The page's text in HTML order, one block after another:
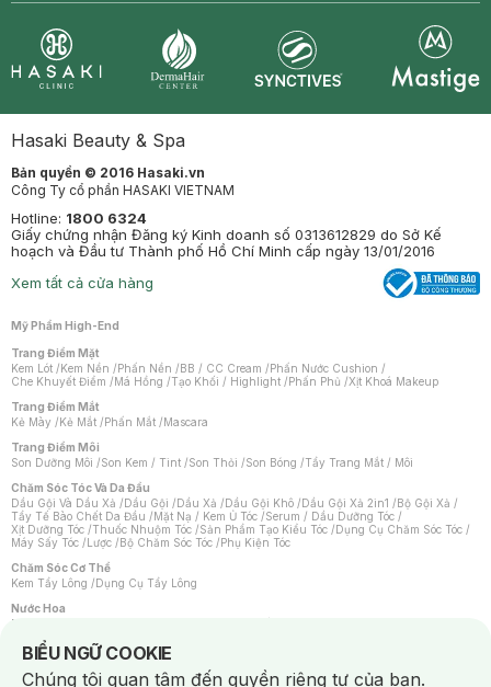
Hasaki Beauty & Spa
Bản quyền © 2016 Hasaki.vn
Công Ty cổ phần HASAKI VIETNAM
Hotline: 1800 6324
Giấy chứng nhận Đăng ký Kinh doanh số 0313612829 do Sở Kế
hoạch và Đầu tư Thành phố Hồ Chí Minh cấp ngày 13/01/2016
Xem tất cả cửa hàng
Mỹ Phẩm High-End
Trang Điểm Mặt
Kem Lót /Kem Nền /Phấn Nền /BB / CC Cream /Phấn Nước Cushion /
Che Khuyết Điểm /Má Hồng /Tạo Khối / Highlight /Phấn Phủ /Xịt Khoá Makeup
Trang Điểm Mắt
Kẻ Mày /Kẻ Mắt /Phấn Mắt /Mascara
Trang Điểm Môi
Son Dưỡng Môi /Son Kem / Tint /Son Thỏi /Son Bóng /Tẩy Trang Mắt / Môi
Chăm Sóc Tóc Và Da Đầu
Dầu Gội Và Dầu Xả /Dầu Gội /Dầu Xả /Dầu Gội Khô /Dầu Gội Xả 2in1 /Bộ Gội Xả /
Tẩy Tế Bào Chết Da Đầu /Mặt Nạ / Kem Ủ Tóc /Serum / Dầu Dưỡng Tóc /
Xịt Dưỡng Tóc /Thuốc Nhuộm Tóc /Sản Phẩm Tạo Kiểu Tóc /Dụng Cụ Chăm Sóc Tóc /
Máy Sấy Tóc /Lược /Bộ Chăm Sóc Tóc /Phụ Kiện Tóc
Chăm Sóc Cơ Thể
Kem Tẩy Lông /Dụng Cụ Tẩy Lông
Nước Hoa
Nước Hoa Nữ
Chăm Sóc Cá Nhân
Chống Muỗi /Khẩu Trang /Máy Massage/Mặt Nạ Xông Hơi /Nước Rửa Tay/
BIỂU NGỮ COOKIE
Notice about cookies usage
Chúng tôi quan tâm đến quyền riêng tư của bạn.